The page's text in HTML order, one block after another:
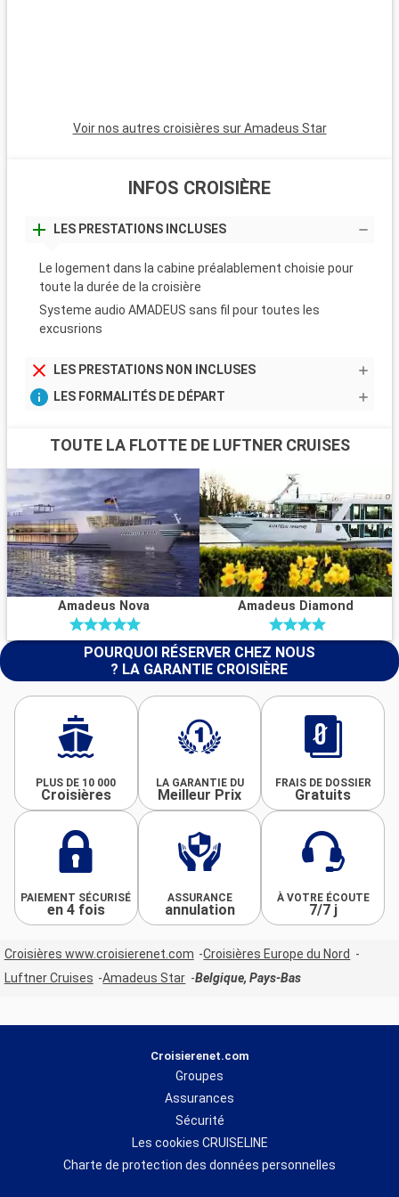
Voir nos autres croisières sur Amadeus Star
INFOS CROISIÈRE
LES PRESTATIONS INCLUSES
Le logement dans la cabine préalablement choisie pour
toute la durée de la croisière
Systeme audio AMADEUS sans fil pour toutes les
excusrions
LES PRESTATIONS NON INCLUSES
LES FORMALITÉS DE DÉPART
TOUTE LA FLOTTE DE LUFTNER CRUISES
Amadeus Nova Amadeus Diamond
POURQUOI RÉSERVER CHEZ NOUS
? LA GARANTIE CROISIÈRE
PLUS DE 10 000
Croisières
LA GARANTIE DU
Meilleur Prix
FRAIS DE DOSSIER
Gratuits
PAIEMENT SÉCURISÉ
en 4 fois
ASSURANCE
annulation
À VOTRE ÉCOUTE
7/7 j
Croisières www.croisierenet.com
Croisières Europe du Nord
Luftner Cruises
Amadeus Star Belgique, Pays-Bas
Croisierenet.com
Groupes
Assurances
Sécurité
Les cookies CRUISELINE
Charte de protection des données personnelles